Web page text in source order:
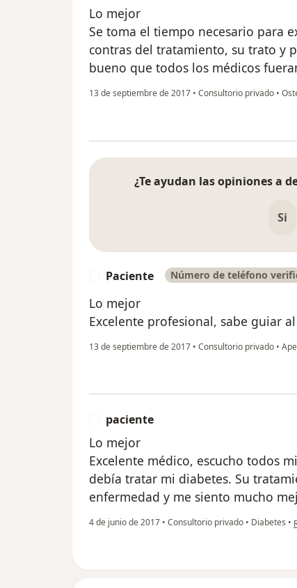
Lo mejor
Se toma el tiempo necesario para
contras del tratamiento, su trato y
bueno que todos los médicos
13 de septiembre de 2017 • Consultorio privado •
¿Te ayudan las opiniones a
Si
Paciente Número de teléfono
Lo mejor
Excelente profesional, sabe guiar
13 de septiembre de 2017 • Consultorio privado •
paciente
Lo mejor
Excelente médico, escucho todos
debía tratar mi diabetes. Su
enfermedad y me siento mucho
4 de junio de 2017 • Consultorio privado • Diabetes •